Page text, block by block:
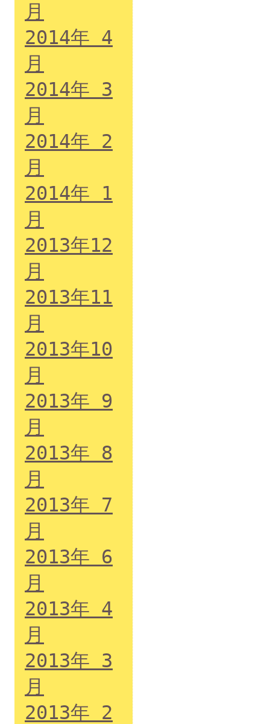
月
2014年 4
月
2014年 3
月
2014年 2
月
2014年 1
月
2013年12
月
2013年11
月
2013年10
月
2013年 9
月
2013年 8
月
2013年 7
月
2013年 6
月
2013年 4
月
2013年 3
月
2013年 2